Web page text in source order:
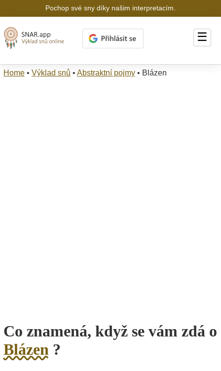
Pochop své sny díky našim interpretacím.
☰
Home • Výklad snů • Abstraktní pojmy • Blázen
Co znamená, když se vám zdá o
Blázen ?